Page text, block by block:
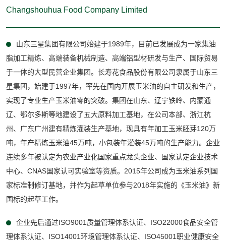
Changshouhua Food Company Limited
山东三星集团有限公司始建于1989年，目前已发展成为一家集油
脂加工精炼、高端装备机械制造、高端铝型材研发与生产、国际贸易
于一体的大型民营企业集团。长寿花食品股份有限公司隶属于山东三
星集团，始建于1997年，率先在国内开展玉米油的自主研发和生产，
实现了专业生产玉米油零的突破。集团在山东、辽宁铁岭、内蒙通
辽、鄂尔多斯等地建设了五大原料加工基地，在公司本部、浙江杭
州、广东广州建有精炼灌装生产基地，现具有年加工玉米胚芽120万
吨，年产精炼玉米油45万吨，小包装年灌装45万吨的生产能力。企业
连续多年被认定为农业产业化国家重点龙头企业、国家认定企业技术
中心、CNAS国家认可实验室等资质。2015年公司成为玉米油系列国
家标准制修订基地，并作为起草单位参与2018年实施的《玉米油》新
国标的起草工作。
企业先后通过ISO9001质量管理体系认证、ISO22000食品安全管
理体系认证、ISO14001环境管理体系认证、ISO45001职业健康安全